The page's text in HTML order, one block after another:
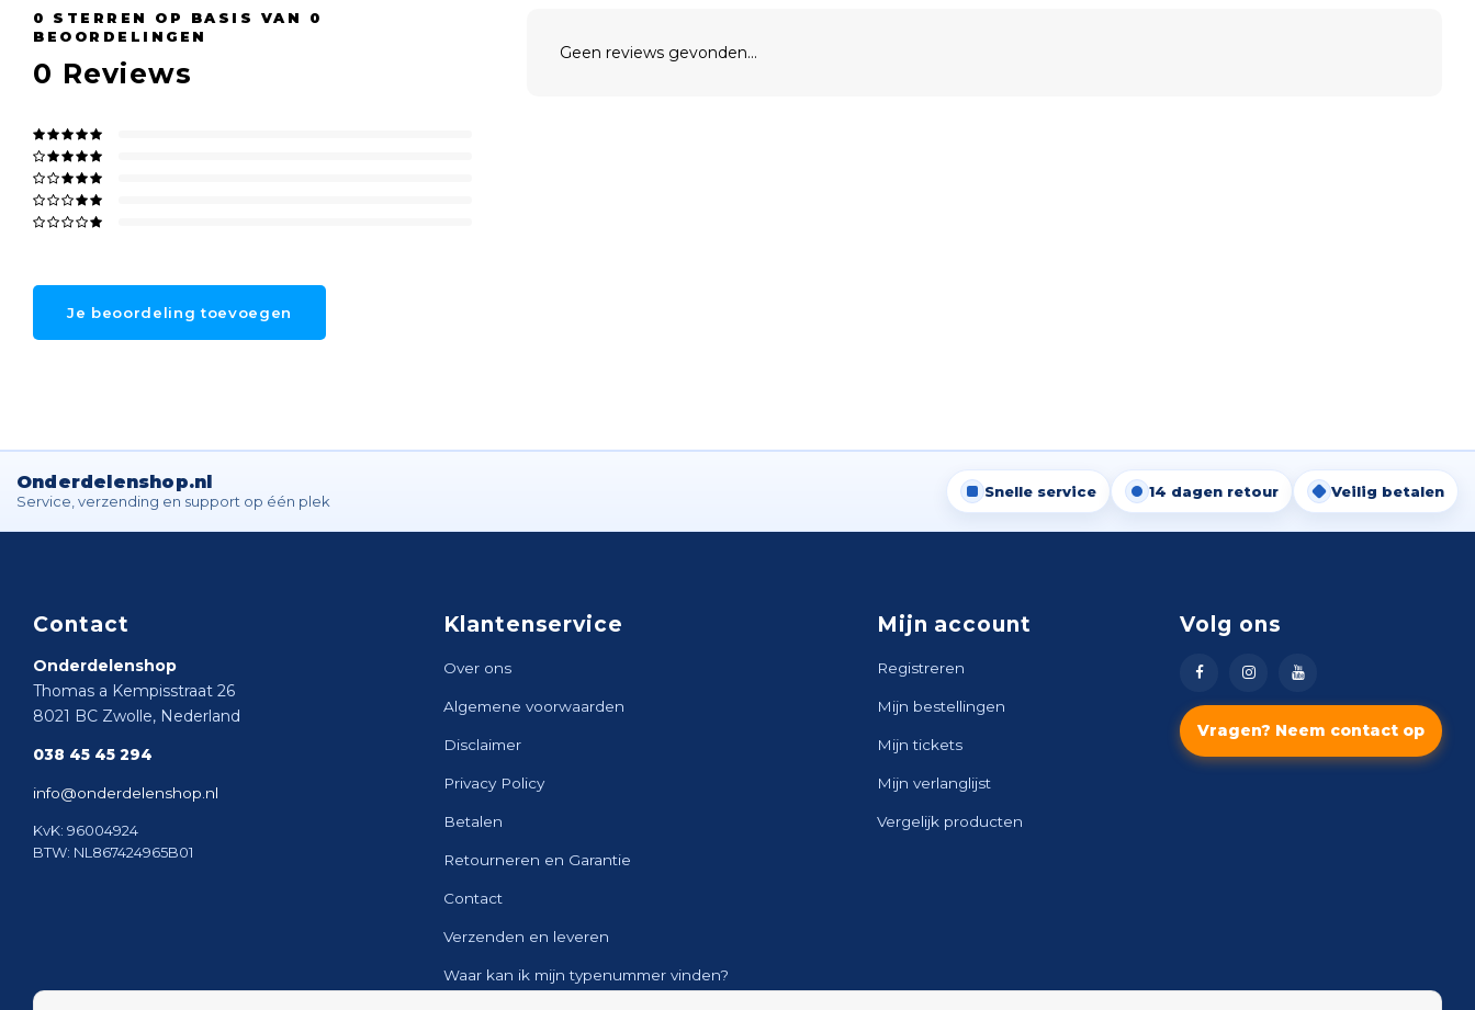
0 STERREN OP BASIS VAN 0
BEOORDELINGEN
0 Reviews
Je beoordeling toevoegen
Geen reviews gevonden...
Onderdelenshop.nl
Service, verzending en support op één plek
Snelle service 14 dagen retour Veilig betalen
Contact
Onderdelenshop
Thomas a Kempisstraat 26
8021 BC Zwolle, Nederland
038 45 45 294
info@onderdelenshop.nl
KvK: 96004924
BTW: NL867424965B01
Klantenservice
Over ons
Algemene voorwaarden
Disclaimer
Privacy Policy
Betalen
Retourneren en Garantie
Contact
Verzenden en leveren
Waar kan ik mijn typenummer vinden?
Mijn account
Registreren
Mijn bestellingen
Mijn tickets
Mijn verlanglijst
Vergelijk producten
Volg ons
Vragen? Neem contact op